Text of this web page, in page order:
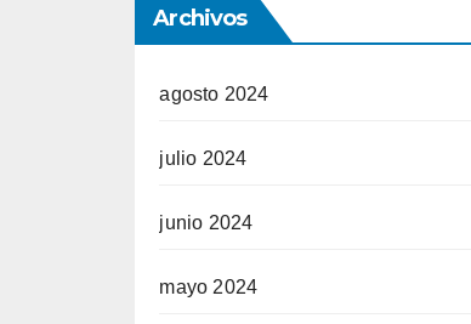
Archivos
agosto 2024
julio 2024
junio 2024
mayo 2024